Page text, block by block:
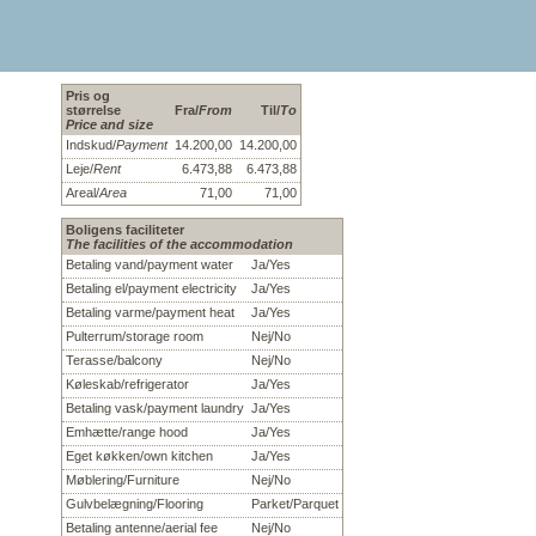
Pris og
størrelse
Price and size
Fra/From Til/To
Indskud/Payment 14.200,00 14.200,00
Leje/Rent 6.473,88
6.473,88
Areal/Area 71,00 71,00
Boligens faciliteter
The facilities of the accommodation
Betaling vand/payment water
Ja/Yes
Betaling el/payment electricity
Ja/Yes
Betaling varme/payment heat
Ja/Yes
Pulterrum/storage room
Nej/No
Terasse/balcony
Nej/No
Køleskab/refrigerator
Ja/Yes
Betaling vask/payment laundry Ja/Yes
Emhætte/range hood
Ja/Yes
Eget køkken/own kitchen
Ja/Yes
Møblering/Furniture
Nej/No
Gulvbelægning/Flooring
Parket/Parquet
Betaling antenne/aerial fee
Nej/No